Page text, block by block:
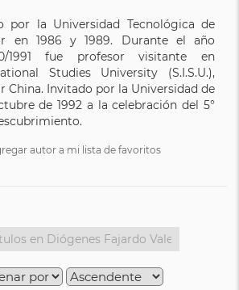
por la Universidad Tecnológica de
en 1986 y 1989. Durante el año
1991 fue profesor visitante en
Studies University (S.I.S.U.),
China. Invitado por la Universidad de
de 1992 a la celebración del 5°
autor a mi lista de favoritos